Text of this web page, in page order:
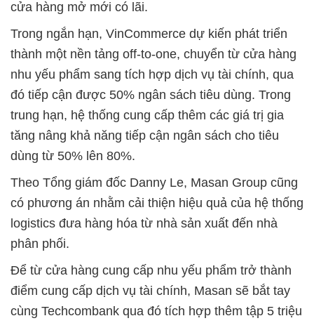
cửa hàng mở mới có lãi.
Trong ngắn hạn, VinCommerce dự kiến phát triển
thành một nền tảng off-to-one, chuyển từ cửa hàng
nhu yếu phẩm sang tích hợp dịch vụ tài chính, qua
đó tiếp cận được 50% ngân sách tiêu dùng. Trong
trung hạn, hệ thống cung cấp thêm các giá trị gia
tăng nâng khả năng tiếp cận ngân sách cho tiêu
dùng từ 50% lên 80%.
Theo Tổng giám đốc Danny Le, Masan Group cũng
có phương án nhằm cải thiện hiệu quả của hệ thống
logistics đưa hàng hóa từ nhà sản xuất đến nhà
phân phối.
Để từ cửa hàng cung cấp nhu yếu phẩm trở thành
điểm cung cấp dịch vụ tài chính, Masan sẽ bắt tay
cùng Techcombank qua đó tích hợp thêm tập 5 triệu